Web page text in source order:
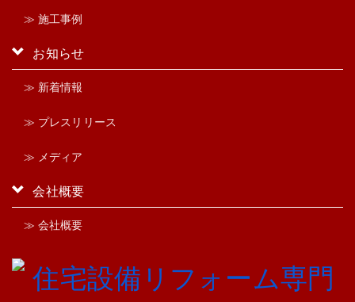
≫ 施工事例
お知らせ
≫ 新着情報
≫ プレスリリース
≫ メディア
会社概要
≫ 会社概要